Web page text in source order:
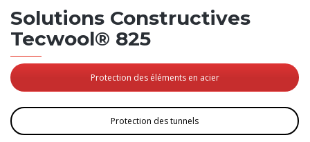
Solutions Constructives
Tecwool® 825
Protection des éléments en acier
Protection des tunnels